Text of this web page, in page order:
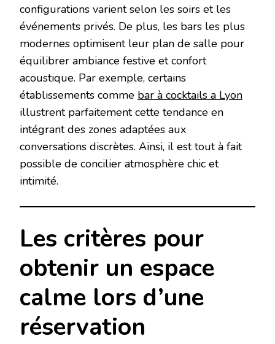
configurations varient selon les soirs et les
événements privés. De plus, les bars les plus
modernes optimisent leur plan de salle pour
équilibrer ambiance festive et confort
acoustique. Par exemple, certains
établissements comme bar à cocktails a Lyon
illustrent parfaitement cette tendance en
intégrant des zones adaptées aux
conversations discrètes. Ainsi, il est tout à fait
possible de concilier atmosphère chic et
intimité.
Les critères pour
obtenir un espace
calme lors d’une
réservation